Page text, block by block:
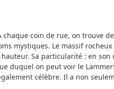
coin de rue, on trouve
mystiques. Le massif rocheux
Sa particularité : en son
duquel on peut voir le
célèbre. Il a non